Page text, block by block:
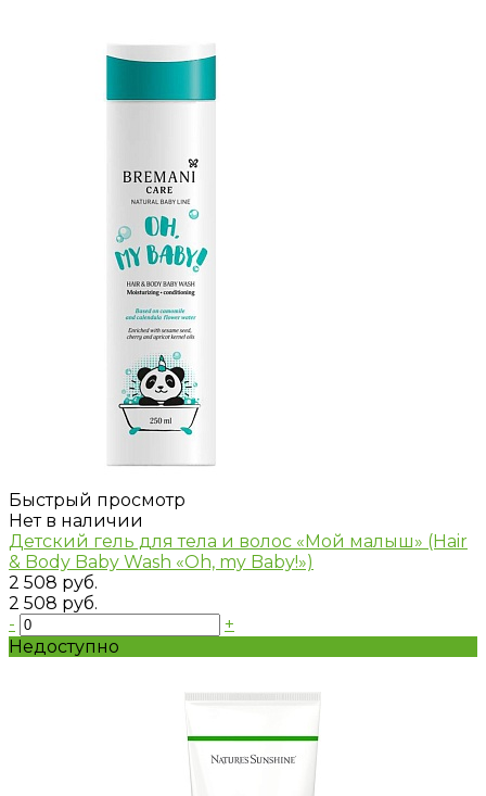
Быстрый просмотр
Нет в наличии
Детский гель для тела и волос «Мой малыш» (Hair
& Body Baby Wash «Oh, my Baby!»)
2 508 руб.
2 508 руб.
-
+
Недоступно